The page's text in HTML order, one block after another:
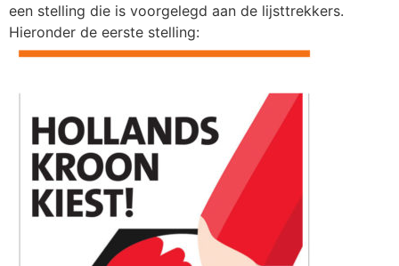
een stelling die is voorgelegd aan de lijsttrekkers.
Hieronder de eerste stelling: